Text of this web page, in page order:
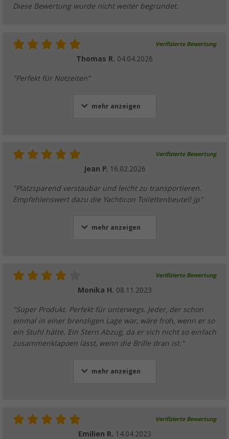
Diese Bewertung wurde nicht weiter begründet.
Verifizierte Bewertung
Thomas R. 04.04.2026
"Perfekt für Notzeiten"
mehr anzeigen
Verifizierte Bewertung
Jean P. 16.02.2026
"Platzsparend verstaubar und leicht zu transportieren.
Empfehlenswert dazu die Yachticon Toilettenbeutel! jp"
mehr anzeigen
Verifizierte Bewertung
Monika H. 08.11.2023
"Super Produkt. Perfekt für unterwegs. Jeder, der schon
einmal in einer brenzligen Lage war, wäre froh, wenn er so
ein Stuhl hätte. Ein Stern Abzug, da er sich nicht so einfach
zusammenklapoen lässt, wenn die Brille dran ist."
mehr anzeigen
Verifizierte Bewertung
Emilien R. 14.04.2023